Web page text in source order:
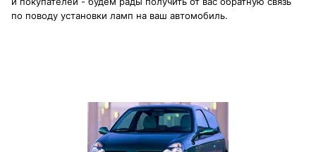
по поводу установки ламп на ваш автомобиль.